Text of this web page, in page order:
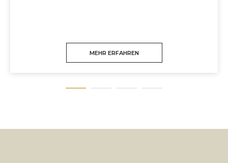
MEHR ERFAHREN